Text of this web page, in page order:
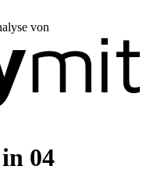
von
04